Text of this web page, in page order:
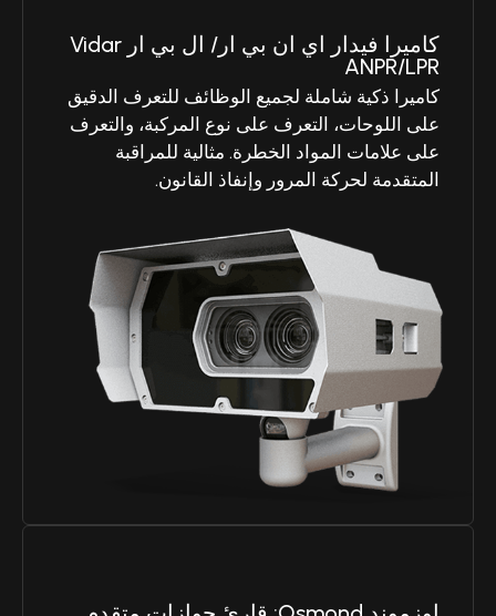
كاميرا فيدار اي ان بي ار/ ال بي ار Vidar
ANPR/LPR
كاميرا ذكية شاملة لجميع الوظائف للتعرف الدقيق
على اللوحات، التعرف على نوع المركبة، والتعرف
على علامات المواد الخطرة. مثالية للمراقبة
المتقدمة لحركة المرور وإنفاذ القانون.